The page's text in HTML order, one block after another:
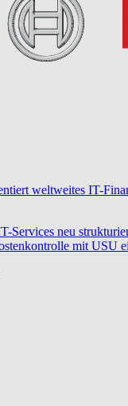
weltweites IT-
Services neu
mit USU